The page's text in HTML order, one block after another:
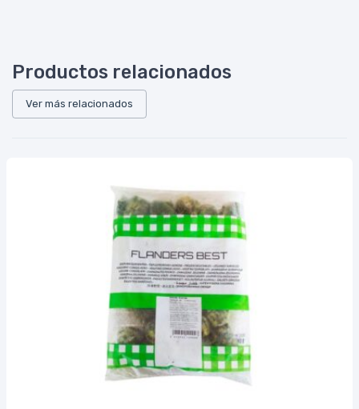
Productos relacionados
Ver más relacionados